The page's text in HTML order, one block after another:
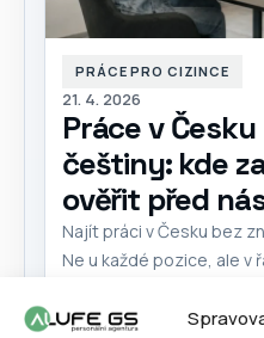
PRÁCE PRO CIZINCE
21. 4. 2026
Práce v
češtiny: kde
ověřit před
Najít práci v Česku bez
Ne u každé pozice, ale v
ČÍST VÍCE